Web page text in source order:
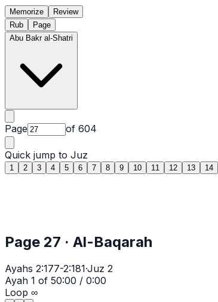
Memorize
Review
Rub
Page
Abu Bakr al-Shatri
Page of 604
Quick jump to Juz
1 2 3 4 5 6 7 8 9 10 11 12 13 14
Page 27 · Al-Baqarah
Ayahs 2:177-2:181·Juz 2
Ayah 1 of 50:00 / 0:00
Loop ∞